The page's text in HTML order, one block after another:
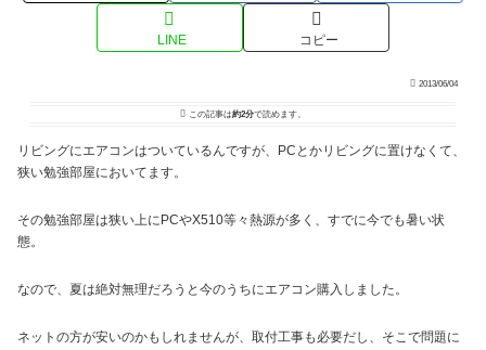
LINE コピー
2013/06/04
この記事は約2分で読めます。
リビングにエアコンはついているんですが、PCとかリビングに置けなくて、
狭い勉強部屋においてます。
その勉強部屋は狭い上にPCやX510等々熱源が多く、すでに今でも暑い状
態。
なので、夏は絶対無理だろうと今のうちにエアコン購入しました。
ネットの方が安いのかもしれませんが、取付工事も必要だし、そこで問題に